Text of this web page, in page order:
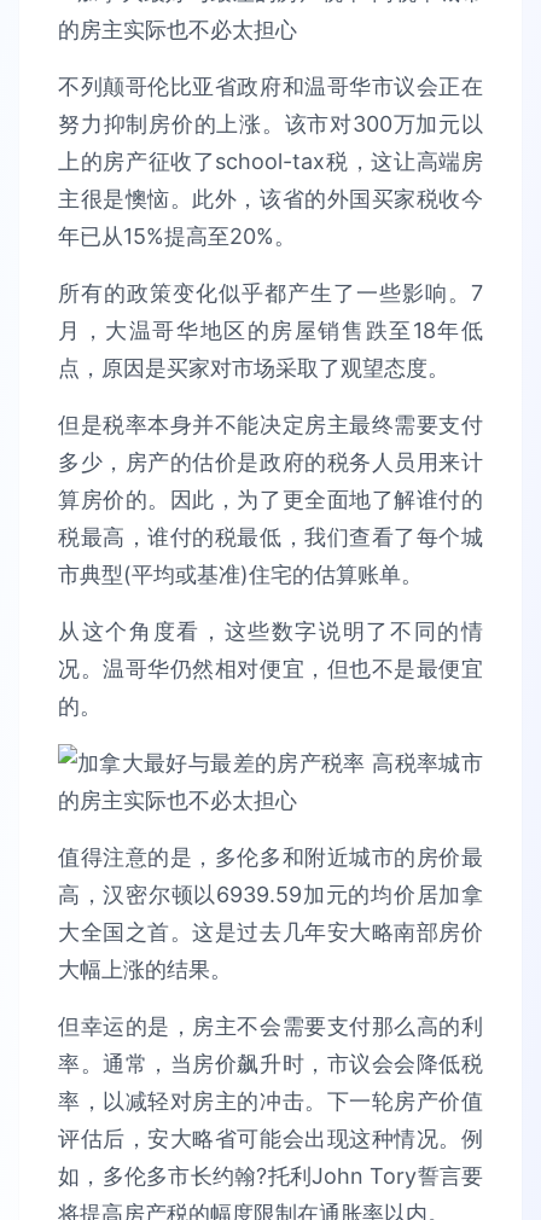
不列颠哥伦比亚省政府和温哥华市议会正在
努力抑制房价的上涨。该市对300万加元以
上的房产征收了school-tax税，这让高端房
主很是懊恼。此外，该省的外国买家税收今
年已从15%提高至20%。
所有的政策变化似乎都产生了一些影响。7
月，大温哥华地区的房屋销售跌至18年低
点，原因是买家对市场采取了观望态度。
但是税率本身并不能决定房主最终需要支付
多少，房产的估价是政府的税务人员用来计
算房价的。因此，为了更全面地了解谁付的
税最高，谁付的税最低，我们查看了每个城
市典型(平均或基准)住宅的估算账单。
从这个角度看，这些数字说明了不同的情
况。温哥华仍然相对便宜，但也不是最便宜
的。
值得注意的是，多伦多和附近城市的房价最
高，汉密尔顿以6939.59加元的均价居加拿
大全国之首。这是过去几年安大略南部房价
大幅上涨的结果。
但幸运的是，房主不会需要支付那么高的利
率。通常，当房价飙升时，市议会会降低税
率，以减轻对房主的冲击。下一轮房产价值
评估后，安大略省可能会出现这种情况。例
如，多伦多市长约翰?托利John Tory誓言要
将提高房产税的幅度限制在通胀率以内。